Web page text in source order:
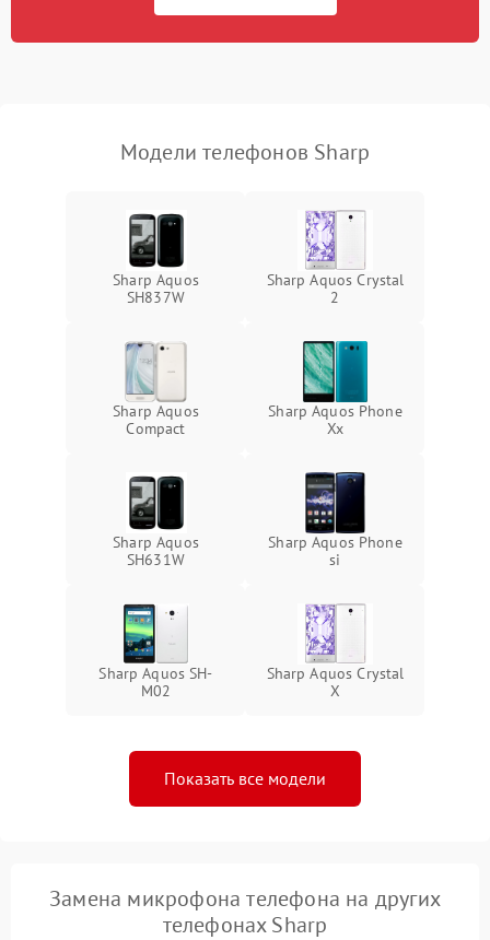
Модели телефонов Sharp
Sharp Aquos
SH837W
Sharp Aquos Crystal
2
Sharp Aquos
Compact
Sharp Aquos Phone
Xx
Sharp Aquos
SH631W
Sharp Aquos Phone
si
Sharp Aquos SH-
M02
Sharp Aquos Crystal
X
Показать все модели
Замена микрофона телефона на других
телефонах Sharp